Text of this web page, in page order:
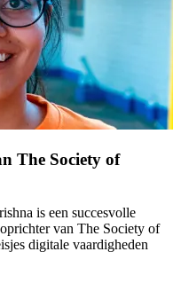
The Society of
is een succesvolle
van The Society of
digitale vaardigheden